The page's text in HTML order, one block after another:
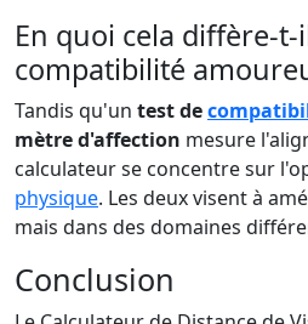
En quoi cela diffère-
compatibilité
Tandis qu'un test de
mètre d'affection mesure
calculateur se concentre sur
physique. Les deux visent à
mais dans des domaines
Conclusion